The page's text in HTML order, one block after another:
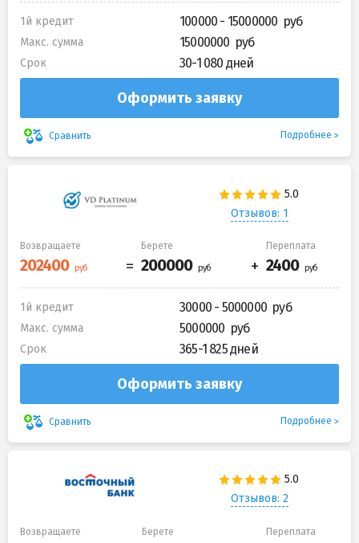
1й кредит 100000 - 15000000
Макс. сумма 15000000
Срок 30-1 080 дней
Оформить заявку
Сравнить Подробнее
Отзывов: 1
Возвращаете Берете Переплата
1й кредит 30000 - 5000000
Макс. сумма 5000000
Срок 365-1 825 дней
Оформить заявку
Сравнить Подробнее
Отзывов: 2
Возвращаете Берете Переплата